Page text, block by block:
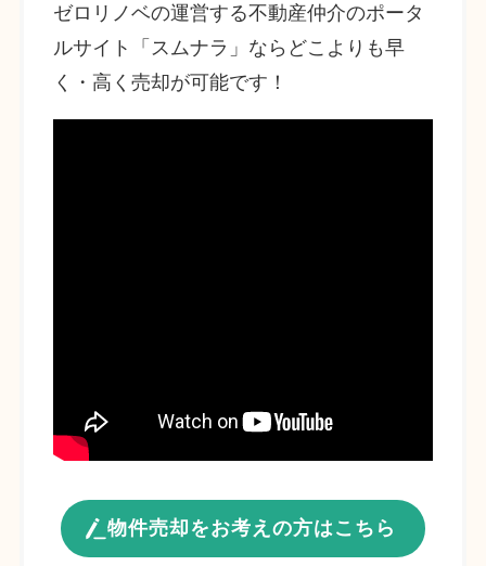
ゼロリノベの運営する不動産仲介のポータ
ルサイト「スムナラ」ならどこよりも早
く・高く売却が可能です！
物件売却をお考えの方はこちら